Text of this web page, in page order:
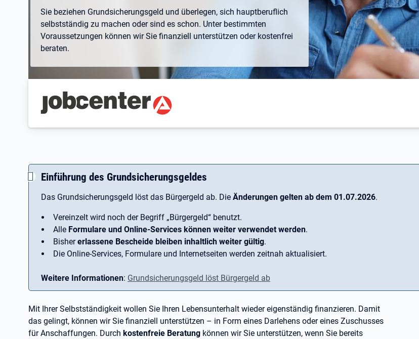
Sie beziehen Grundsicherungsgeld und überlegen, sich hauptberuflich
selbstständig zu machen oder sind es schon. Unter bestimmten
Voraussetzungen können wir Sie finanziell unterstützen oder kostenfrei
beraten.
Branding-Bereich Beschreibung
Einführung des Grundsicherungsgeldes
Das Grundsicherungsgeld löst das Bürgergeld ab. Die Änderungen gelten ab dem 01.07.2026.
Vereinzelt wird noch der Begriff ­„Bürgergeld“ benutzt.
Alle Formulare und Online-Services können weiter verwendet werden.
Bishererlassene Bescheide bleiben inhaltlich weiter gültig.
Die Online-Services, Formulare und Internetseiten werden zeitnah aktualisiert.
Weitere Informationen: Grundsicherungsgeld löst Bürgergeld ab
Mit Ihrer Selbstständigkeit wollen Sie Ihren Lebensunterhalt wieder eigenständig finanzieren. Damit
das gelingt, können wir Sie finanziell unterstützen – in Form eines Darlehens oder eines Zuschusses
für Anschaffungen. Durch kostenfreie Beratung können wir Sie unterstützen, wenn Sie bereits